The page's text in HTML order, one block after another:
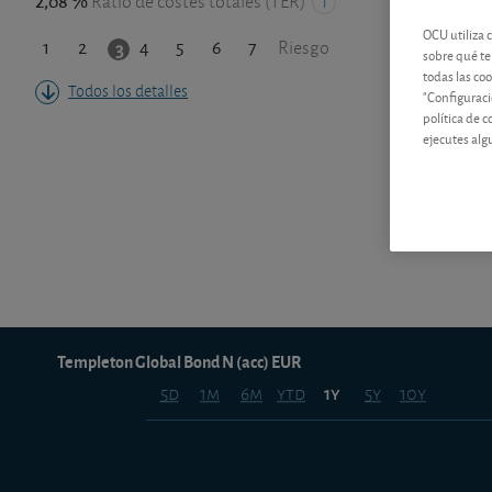
1 2 3 4 5 6 7 Riesgo
Todos los detalles
5d 1m 6m ytd 1y 5y 10y
Templeton Global Bond N (acc) EUR
OCU utiliza
sobre qué
todas las
política de
ejecutes